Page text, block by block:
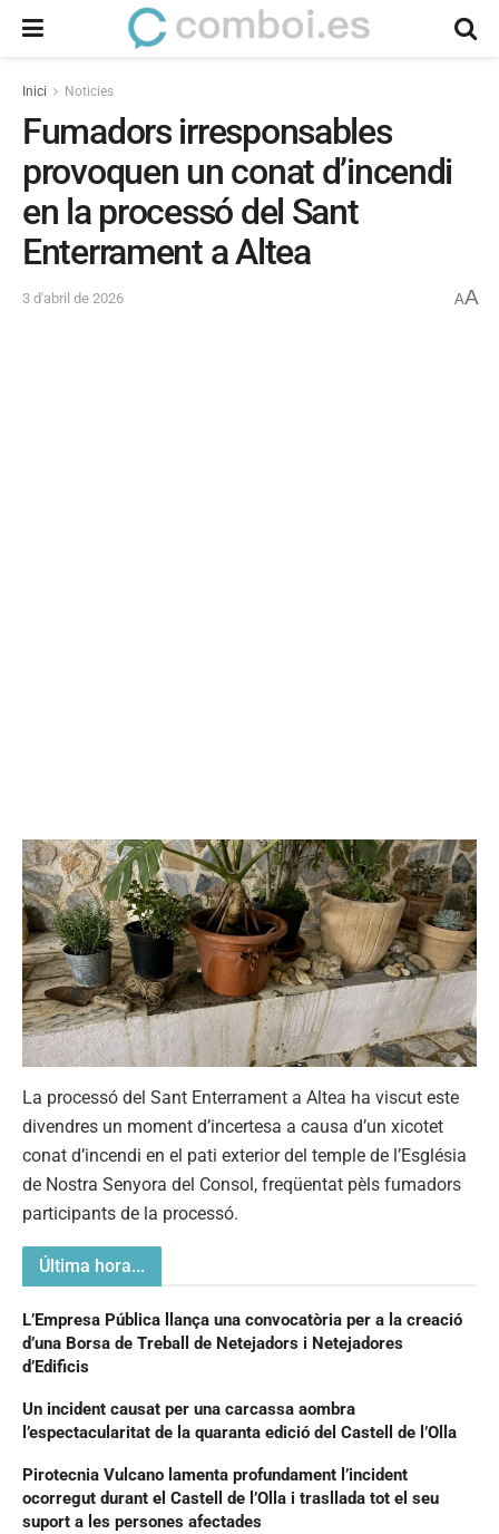
Inici Noticies
Fumadors irresponsables
provoquen un conat d’incendi
en la processó del Sant
Enterrament a Altea
3 d'abril de 2026 AA
La processó del Sant Enterrament a Altea ha viscut este
divendres un moment d’incertesa a causa d’un xicotet
conat d’incendi en el pati exterior del temple de l’Església
de Nostra Senyora del Consol, freqüentat pèls fumadors
participants de la processó.
Última hora...
L’Empresa Pública llança una convocatòria per a la creació
d’una Borsa de Treball de Netejadors i Netejadores
d’Edificis
Un incident causat per una carcassa aombra
l’espectacularitat de la quaranta edició del Castell de l’Olla
Pirotecnia Vulcano lamenta profundament l’incident
ocorregut durant el Castell de l’Olla i trasllada tot el seu
suport a les persones afectades